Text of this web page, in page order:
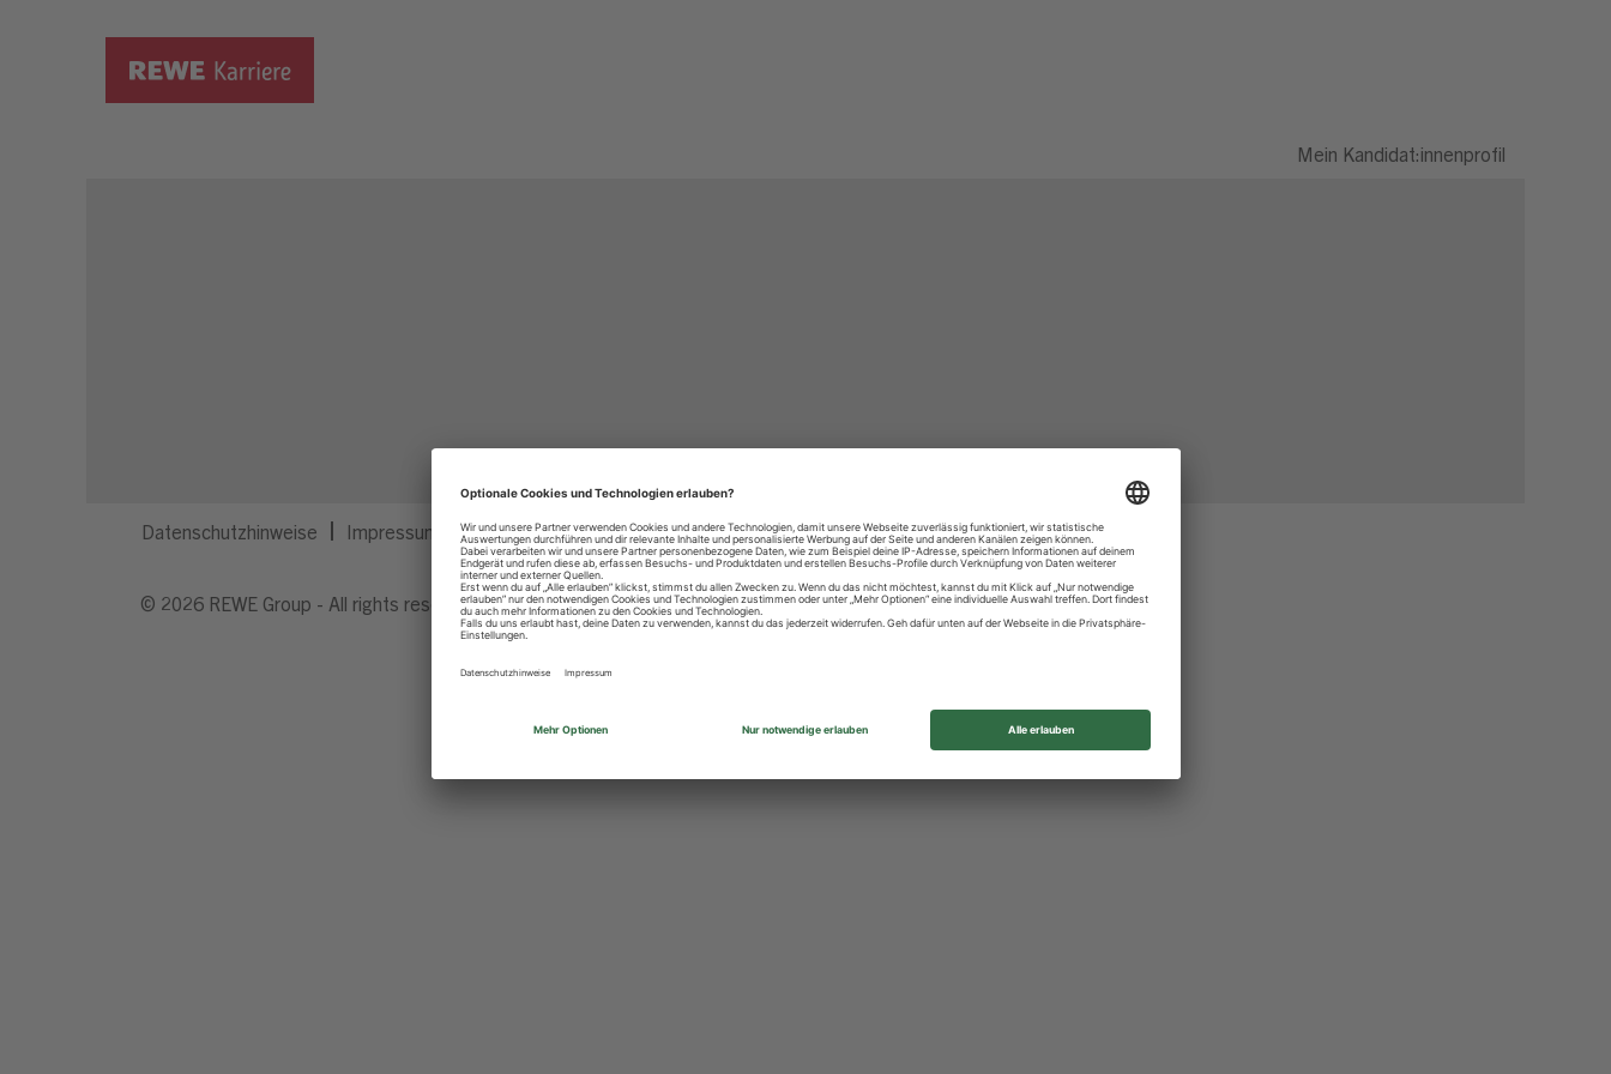
Mein Kandidat:innenprofil
Datenschutzhinweise Impressum Privatsphäre-Einstellungen
© 2026 REWE Group - All rights reserved